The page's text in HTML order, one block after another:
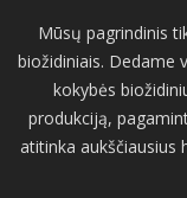
Mūsų pagrindinis
biožidiniais. Dedame
kokybės
produkciją,
atitinka aukščiausius